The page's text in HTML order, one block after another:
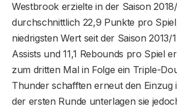
Westbrook erzielte in der Saison
durchschnittlich 22,9 Punkte pro
niedrigsten Wert seit der Saison 2013/
Assists und 11,1 Rebounds pro Spiel
zum dritten Mal in Folge ein Triple-
Thunder schafften erneut den Einzug
der ersten Runde unterlagen sie